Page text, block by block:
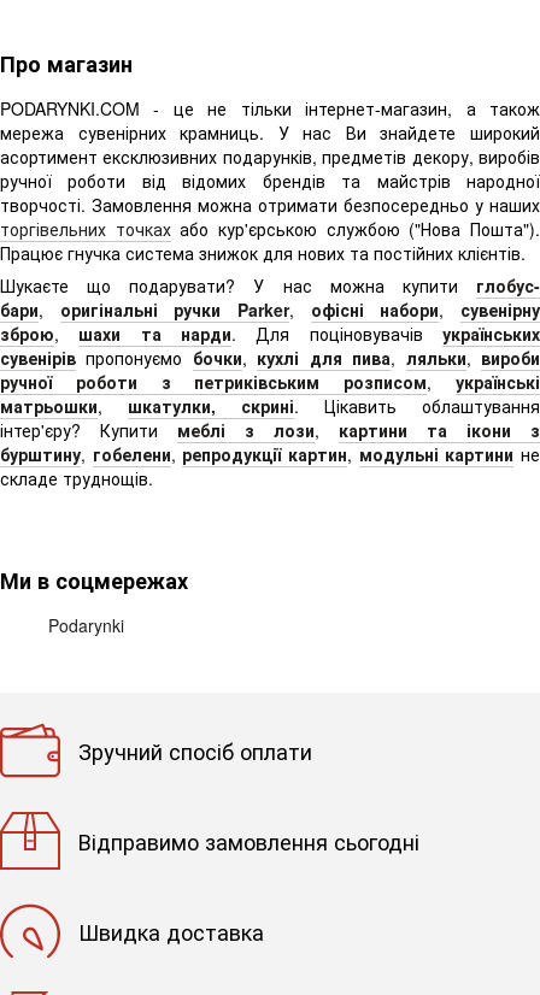
Про магазин
PODARYNKI.COM - це не тільки інтернет-магазин, а також
мережа сувенірних крамниць. У нас Ви знайдете широкий
асортимент ексклюзивних подарунків, предметів декору, виробів
ручної роботи від відомих брендів та майстрів народної
творчості. Замовлення можна отримати безпосередньо у наших
торгівельних точкахабо кур'єрською службою ("Нова Пошта").
Працює гнучка система знижок для нових та постійних клієнтів.
Шукаєте що подарувати? У нас можна купити глобус-
бари, оригінальні ручки Parker, офісні набори, сувенірну
зброю, шахи та нарди. Для поціновувачівукраїнських
сувенірів пропонуємо бочки, кухлі для пива, ляльки, вироби
ручної роботи з петриківським розписом,українські
матрьошки, шкатулки, скрині. Цікавить облаштування
інтер'єру? Купити меблі з лози, картини та ікони з
бурштину, гобелени, репродукції картин, модульні картини не
складе труднощів.
Ми в соцмережах
Podarynki
Зручний спосіб оплати
Відправимо замовлення сьогодні
Швидка доставка